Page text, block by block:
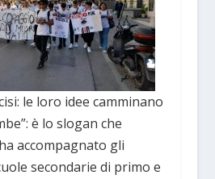
le loro idee camminano
è lo slogan che
accompagnato gli
secondarie di primo e